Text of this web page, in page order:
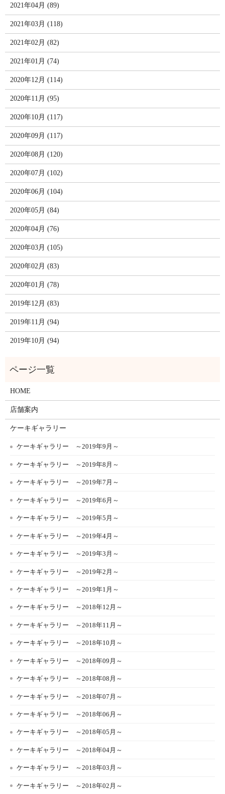
2021年04月 (89)
2021年03月 (118)
2021年02月 (82)
2021年01月 (74)
2020年12月 (114)
2020年11月 (95)
2020年10月 (117)
2020年09月 (117)
2020年08月 (120)
2020年07月 (102)
2020年06月 (104)
2020年05月 (84)
2020年04月 (76)
2020年03月 (105)
2020年02月 (83)
2020年01月 (78)
2019年12月 (83)
2019年11月 (94)
2019年10月 (94)
HOME
店舗案内
ケーキギャラリー
ケーキギャラリー ～2019年9月～
ケーキギャラリー ～2019年8月～
ケーキギャラリー ～2019年7月～
ケーキギャラリー ～2019年6月～
ケーキギャラリー ～2019年5月～
ケーキギャラリー ～2019年4月～
ケーキギャラリー ～2019年3月～
ケーキギャラリー ～2019年2月～
ケーキギャラリー ～2019年1月～
ケーキギャラリー ～2018年12月～
ケーキギャラリー ～2018年11月～
ケーキギャラリー ～2018年10月～
ケーキギャラリー ～2018年09月～
ケーキギャラリー ～2018年08月～
ケーキギャラリー ～2018年07月～
ケーキギャラリー ～2018年06月～
ケーキギャラリー ～2018年05月～
ケーキギャラリー ～2018年04月～
ケーキギャラリー ～2018年03月～
ケーキギャラリー ～2018年02月～